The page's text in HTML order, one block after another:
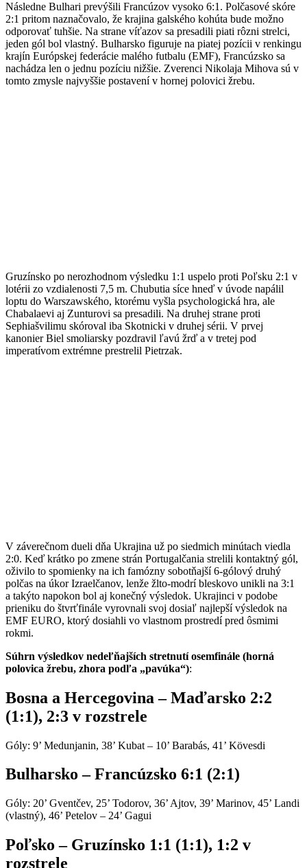
Následne Bulhari prevýšili Francúzov vysoko 6:1. Polčasové skóre
2:1 pritom naznačovalo, že krajina galského kohúta bude možno
odporovať tuhšie. Na strane víťazov sa presadili piati rôzni strelci,
jeden gól bol vlastný. Bulharsko figuruje na piatej pozícii v renkingu
krajín Európskej federácie malého futbalu (EMF), Francúzsko sa
nachádza len o jednu pozíciu nižšie. Zverenci Nikolaja Mihova sú v
tomto zmysle najvyššie postavení v hornej polovici žrebu.
Gruzínsko po nerozhodnom výsledku 1:1 uspelo proti Poľsku 2:1 v
lotérii zo vzdialenosti 7,5 m. Chubutia síce hneď v úvode napálil
loptu do Warszawského, ktorému vyšla psychologická hra, ale
Chabalaevi aj Zunturovi sa presadili. Na druhej strane proti
Sephiašvilimu skóroval iba Skotnicki v druhej sérii. V prvej
kanonier Biel smoliarsky pozdravil ľavú žrď a v tretej pod
imperatívom extrémne prestrelil Pietrzak.
V záverečnom dueli dňa Ukrajina už po siedmich minútach viedla
2:0. Keď krátko po zmene strán Portugalčania strelili kontaktný gól,
oživilo to spomienky na ich famózny sobotňajší 6-gólový druhý
polčas na úkor Izraelčanov, lenže žlto-modrí bleskovo unikli na 3:1
a takýto napokon bol aj konečný výsledok. Ukrajinci v podobe
prieniku do štvrťfinále vyrovnali svoj dosiaľ najlepší výsledok na
EMF EURO, ktorý dosiahli vo vlastnom prostredí pred ôsmimi
rokmi.
Súhrn výsledkov nedeľňajších stretnutí osemfinále (horná
polovica žrebu, zhora podľa „pavúka“):
Bosna a Hercegovina – Maďarsko 2:2
(1:1), 2:3 v rozstrele
Góly: 9’ Medunjanin, 38’ Kubat – 10’ Barabás, 41’ Kövesdi
Bulharsko – Francúzsko 6:1 (2:1)
Góly: 20’ Gventčev, 25’ Todorov, 36’ Ajtov, 39’ Marinov, 45’ Landi
(vlastný), 46’ Petelov – 24’ Gagui
Poľsko – Gruzínsko 1:1 (1:1), 1:2 v
rozstrele